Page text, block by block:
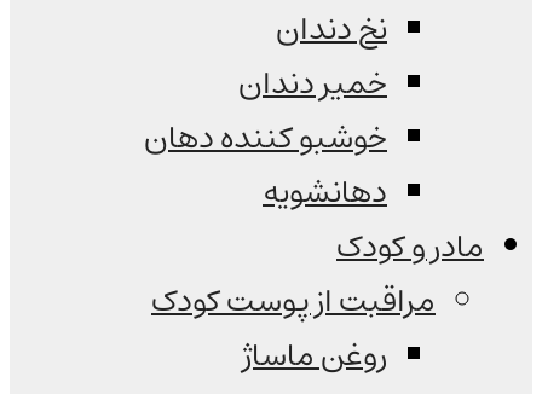
نخ دندان
خمیر دندان
خوشبو کننده دهان
دهانشویه
مادر و کودک
مراقبت از پوست کودک
روغن ماساژ